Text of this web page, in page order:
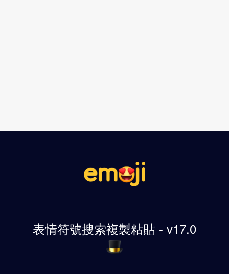
表情符號搜索複製粘貼 - v17.0